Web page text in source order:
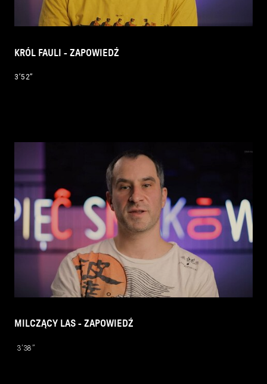
KRÓL FAULI - ZAPOWIEDŹ
3’52’’
MILCZĄCY LAS - ZAPOWIEDŹ
3’38’’